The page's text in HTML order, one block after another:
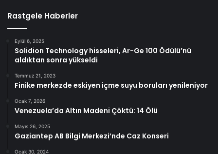
Rastgele Haberler
Eylül 6, 2025
Solidion Technology hisseleri, Ar-Ge 100 Ödülü’nü
aldıktan sonra yükseldi
Temmuz 21, 2023
Finike merkezde eskiyen içme suyu boruları yenileniyor
Ocak 7, 2026
Venezuela’da Altın Madeni Çöktü: 14 Ölü
Mayıs 26, 2025
Gaziantep AB Bilgi Merkezi’nde Caz Konseri
Ocak 30, 2024